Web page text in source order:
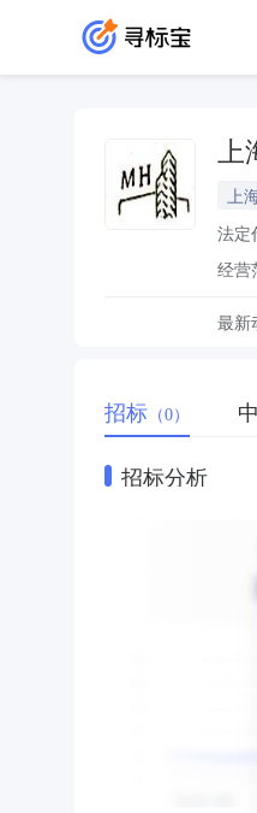
上
上
法定
经营
最新
招标 （0）
招标分析